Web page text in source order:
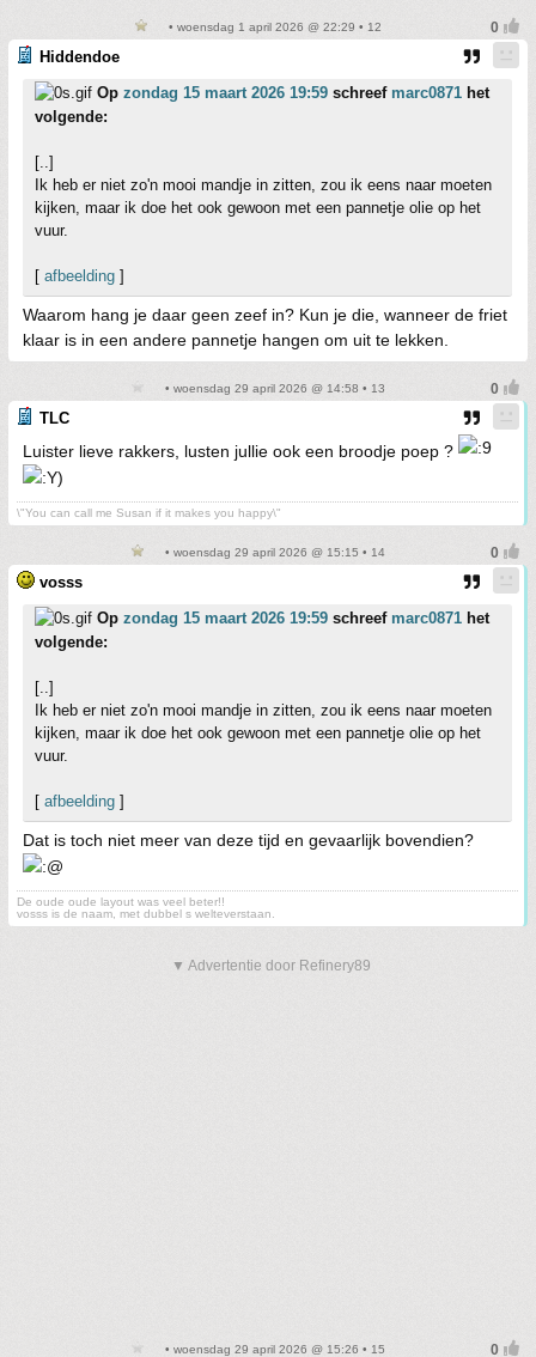
• woensdag 1 april 2026 @ 22:29 • 12
Hiddendoe
Op zondag 15 maart 2026 19:59 schreef marc0871 het
volgende:
[..]
Ik heb er niet zo'n mooi mandje in zitten, zou ik eens naar moeten
kijken, maar ik doe het ook gewoon met een pannetje olie op het
vuur.
[ afbeelding ]
Waarom hang je daar geen zeef in? Kun je die, wanneer de friet
klaar is in een andere pannetje hangen om uit te lekken.
• woensdag 29 april 2026 @ 14:58 • 13
TLC
Luister lieve rakkers, lusten jullie ook een broodje poep ?
\"You can call me Susan if it makes you happy\"
• woensdag 29 april 2026 @ 15:15 • 14
vosss
Op zondag 15 maart 2026 19:59 schreef marc0871 het
volgende:
[..]
Ik heb er niet zo'n mooi mandje in zitten, zou ik eens naar moeten
kijken, maar ik doe het ook gewoon met een pannetje olie op het
vuur.
[ afbeelding ]
Dat is toch niet meer van deze tijd en gevaarlijk bovendien?
De oude oude layout was veel beter!!
vosss is de naam, met dubbel s welteverstaan.
▼ Advertentie door Refinery89
• woensdag 29 april 2026 @ 15:26 • 15